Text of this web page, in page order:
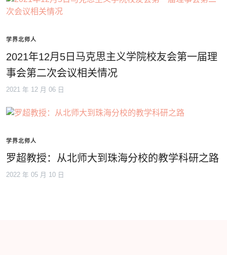
学界北师人
2021年12月5日马克思主义学院校友会第一届理
事会第二次会议相关情况
2021 年 12 月 06 日
学界北师人
罗超教授：从北师大到珠海分校的教学科研之路
2022 年 05 月 10 日